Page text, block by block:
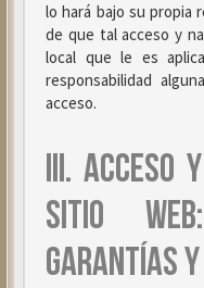
lo hará bajo su propia
de que tal acceso y
local que le es
responsabilidad
acceso.
III. ACCESO
SITIO
GARANTÍAS